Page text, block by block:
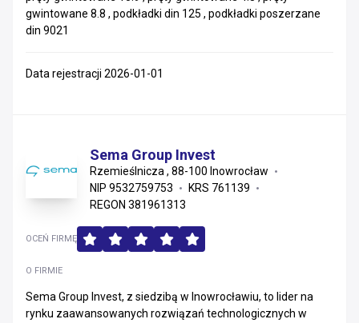
gwintowane 8.8 , podkładki din 125 , podkładki poszerzane
din 9021
Data rejestracji 2026-01-01
Sema Group Invest
Rzemieślnicza , 88-100 Inowrocław
NIP 9532759753
KRS 761139
REGON 381961313
O FIRMIE
Sema Group Invest, z siedzibą w Inowrocławiu, to lider na
rynku zaawansowanych rozwiązań technologicznych w
OCEŃ FIRMĘ